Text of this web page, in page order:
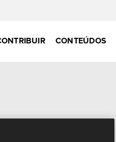
CONTEÚDOS